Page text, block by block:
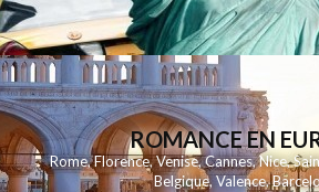
ROMANCE EN
Rome,Florence,Venise,Cannes,Nice,
Belgique,Valence,